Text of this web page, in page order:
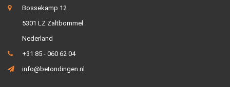
Bossekamp 12
5301 LZ Zaltbommel
Nederland
+31 85 - 060 62 04
info@betondingen.nl